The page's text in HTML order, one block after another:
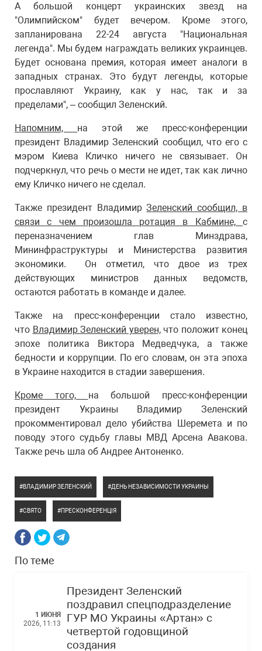
А большой концерт украинских звезд на
"Олимпийском" будет вечером. Кроме этого,
запланирована 22-24 августа "Национальная
легенда". Мы будем награждать великих украинцев.
Будет основана премия, которая имеет аналоги в
западных странах. Это будут легенды, которые
прославляют Украину, как у нас, так и за
пределами", – сообщил Зеленский.
Напомним, на этой же пресс-конференции
президент Владимир Зеленский сообщил, что его с
мэром Киева Кличко ничего не связывает. Он
подчеркнул, что речь о мести не идет, так как лично
ему Кличко ничего не сделал.
Также президент ВладимирЗеленский сообщил, в
связи с чем произошла ротация в Кабмине, с
переназначением глав Минздрава,
Мининфраструктуры и Министерства развития
экономики. Он отметил, что двое из трех
действующих министров данных ведомств,
остаются работать в команде и далее.
Также на пресс-конференции стало известно,
что Владимир Зеленский уверен,что положит конец
эпохе политика Виктора Медведчука, а также
бедности и коррупции. По его словам, он эта эпоха
в Украине находится в стадии завершения.
Кроме того, на большой пресс-конференции
президент Украины Владимир Зеленский
прокомментировал дело убийства Шеремета и по
поводу этого судьбу главы МВД Арсена Авакова.
Также речь шла об Андрее Антоненко.
ВЛАДИМИР ЗЕЛЕНСКИЙ ДЕНЬ НЕЗАВИСИМОСТИ УКРАИНЫ
СВЯТО ПРЕСКОНФЕРЕНЦІЯ
По теме
1 ИЮНЯ
2026, 11:13
Президент Зеленский
поздравил спецподразделение
ГУР МО Украины «Артан» с
четвертой годовщиной
создания